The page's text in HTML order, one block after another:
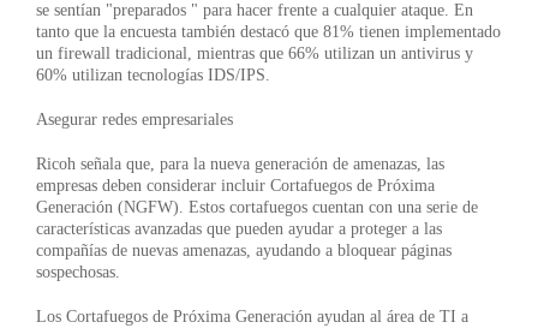
se sentían "preparados " para hacer frente a cualquier ataque. En
tanto que la encuesta también destacó que 81% tienen implementado
un firewall tradicional, mientras que 66% utilizan un antivirus y
60% utilizan tecnologías IDS/IPS.
Asegurar redes empresariales
Ricoh señala que, para la nueva generación de amenazas, las
empresas deben considerar incluir Cortafuegos de Próxima
Generación (NGFW). Estos cortafuegos cuentan con una serie de
características avanzadas que pueden ayudar a proteger a las
compañías de nuevas amenazas, ayudando a bloquear páginas
sospechosas.
Los Cortafuegos de Próxima Generación ayudan al área de TI a